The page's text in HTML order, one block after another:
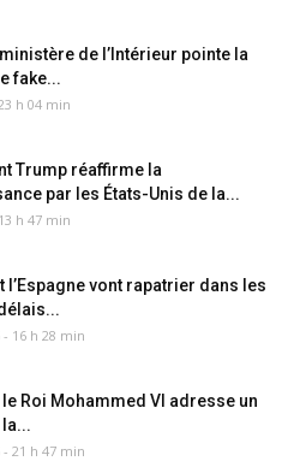
de l’Intérieur pointe la
fake...
h 04 min
Trump réaffirme la
par les États-Unis de la...
h 47 min
l’Espagne vont rapatrier dans les
16 h 28 min
Roi Mohammed VI adresse un
21 h 47 min